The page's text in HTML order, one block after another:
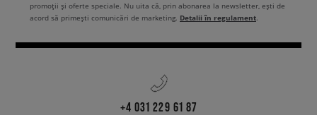
promoții și oferte speciale. Nu uita că, prin abonarea la newsletter, ești de
acord să primești comunicări de marketing. Detalii în regulament.
+4 031 229 61 87